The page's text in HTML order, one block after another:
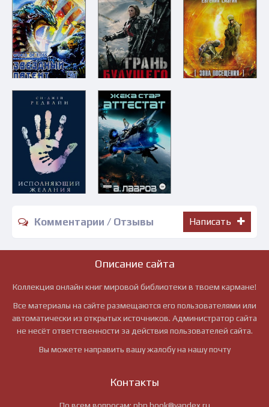
Комментарии / Отзывы Написать
Описание сайта
Коллекция онлайн книг мировой библиотеки в твоем кармане!
Все материалы на сайте размещаются его пользователями или
автоматически из открытых источников. Администратор сайта
не несёт ответственности за действия пользователей сайта.
Вы можете направить вашу жалобу на нашу почту
Контакты